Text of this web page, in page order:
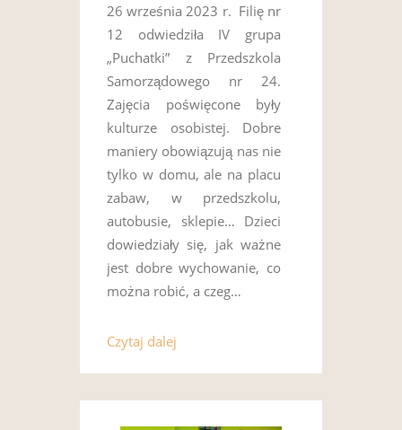
26 września 2023 r. Filię nr
12 odwiedziła IV grupa
„Puchatki” z Przedszkola
Samorządowego nr 24.
Zajęcia poświęcone były
kulturze osobistej. Dobre
maniery obowiązują nas nie
tylko w domu, ale na placu
zabaw, w przedszkolu,
autobusie, sklepie… Dzieci
dowiedziały się, jak ważne
jest dobre wychowanie, co
można robić, a czeg…
Czytaj dalej